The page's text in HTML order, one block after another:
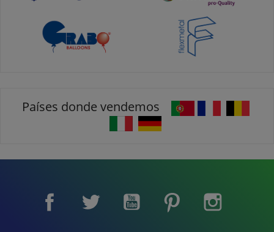
Países donde vendemos
Facebook Twitter YouTube Pinterest